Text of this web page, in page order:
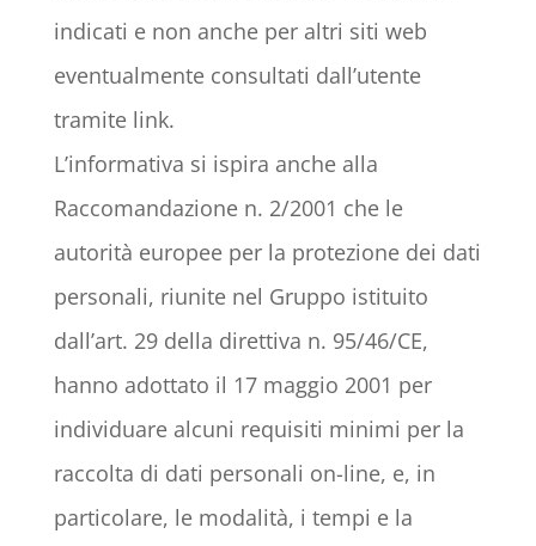
indicati e non anche per altri siti web
eventualmente consultati dall’utente
tramite link.
L’informativa si ispira anche alla
Raccomandazione n. 2/2001 che le
autorità europee per la protezione dei dati
personali, riunite nel Gruppo istituito
dall’art. 29 della direttiva n. 95/46/CE,
hanno adottato il 17 maggio 2001 per
individuare alcuni requisiti minimi per la
raccolta di dati personali on-line, e, in
particolare, le modalità, i tempi e la